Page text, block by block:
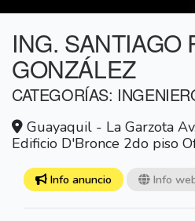
ING. SANTIAGO
GONZÁLEZ
CATEGORÍAS:
Guayaquil - La Garzota
Edificio D'Bronce 2do piso
Info anuncio Info